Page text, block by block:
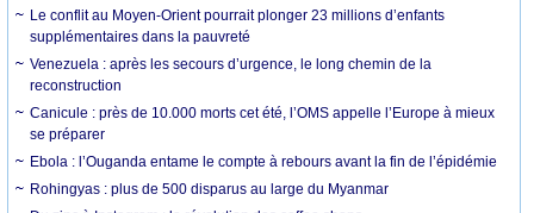
Le conflit au Moyen-Orient pourrait plonger 23 millions d’enfants
supplémentaires dans la pauvreté
Venezuela : après les secours d’urgence, le long chemin de la
reconstruction
Canicule : près de 10.000 morts cet été, l’OMS appelle l’Europe à mieux
se préparer
Ebola : l’Ouganda entame le compte à rebours avant la fin de l’épidémie
Rohingyas : plus de 500 disparus au large du Myanmar